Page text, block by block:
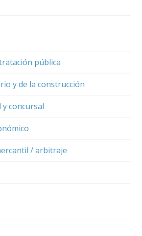
pública
y de la construcción
concursal
/ arbitraje